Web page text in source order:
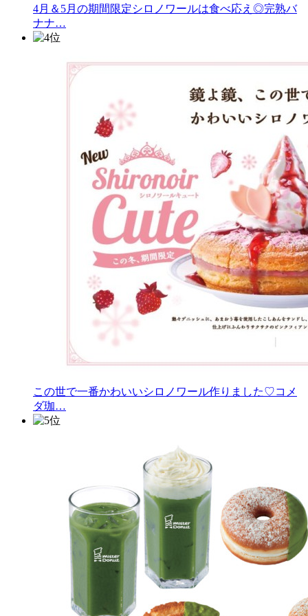
4月＆5月の期間限定シロノワールは食べ応え◎完熟バ
ナナ…
この世で一番かわいいシロノワール作りました♡コメ
ダ珈…